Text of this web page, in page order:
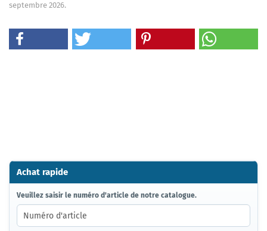
septembre 2026.
Achat rapide
VEUILLEZ
SAISIR
LE
NUMÉRO
Veuillez saisir le numéro d'article de notre catalogue.